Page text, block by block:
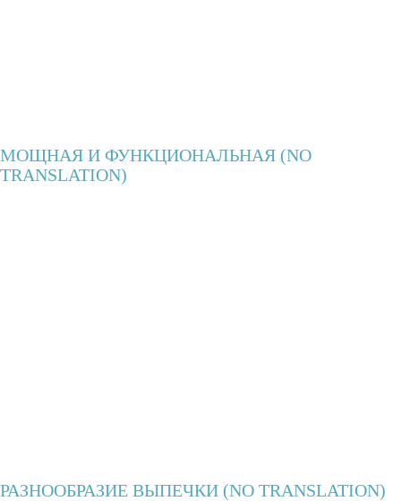
МОЩНАЯ И ФУНКЦИОНАЛЬНАЯ (NO
TRANSLATION)
РАЗНООБРАЗИЕ ВЫПЕЧКИ (NO TRANSLATION)